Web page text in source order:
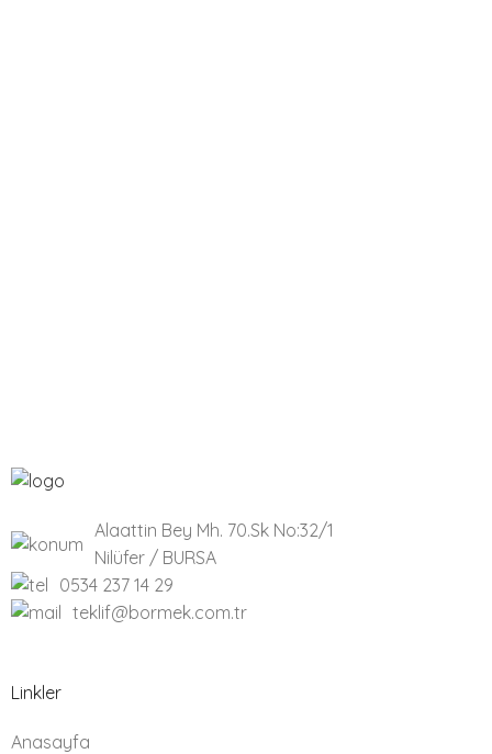
Alaattin Bey Mh. 70.Sk No:32/1
Nilüfer / BURSA
0534 237 14 29
teklif@bormek.com.tr
Linkler
Anasayfa